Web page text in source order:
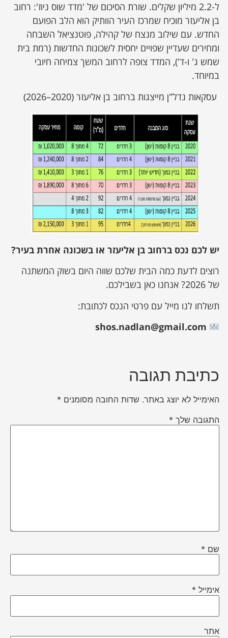
ל-2.2 מיליון שקלים. שורת הסיכום של 'מדד שוס ניוז': רחוב
בן אליעזר מוכיח שמרכז העיר הוותיק הוא הלב הפועם
החדש. עם שילוב מנצח של קהילה, פוטנציאל השבחה
ומחירים שעדיין שפויים יחסית לשכונות החדשות (רמת בית
שמש ג' ו-ד'), המדד צופה לרחוב המשך צמיחה חיובי
במיוחד.
עסקאות נדל"ן מייצגות ברחוב בן אליעזר (2020–2026)
יש לכם נכס ברחוב בן אליעזר או בשכונה אחרת בעיר?
רוצים לדעת כמה הבית שלכם שווה היום בשוק המשתנה
של 2026? אנחנו כאן בשבילכם.
תשלחו לנו מייל עם פרטי הנכס לכתובת:
shos.nadlan@gmail.com
כתיבת תגובה
האימייל לא יוצג באתר. שדות החובה מסומנים *
התגובה שלך *
שם *
אימייל *
אתר